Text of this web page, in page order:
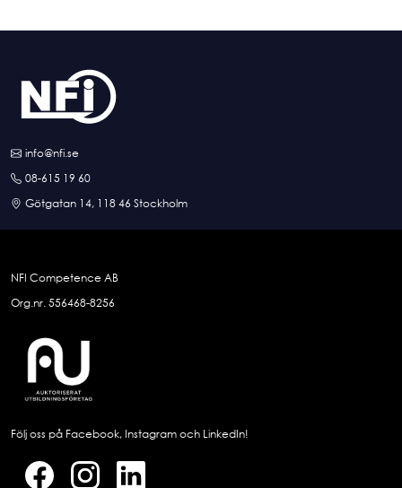
info@nfi.se
08-615 19 60
Götgatan 14, 118 46 Stockholm
NFI Competence AB
Org.nr. 556468-8256
Följ oss på Facebook, Instagram och LinkedIn!